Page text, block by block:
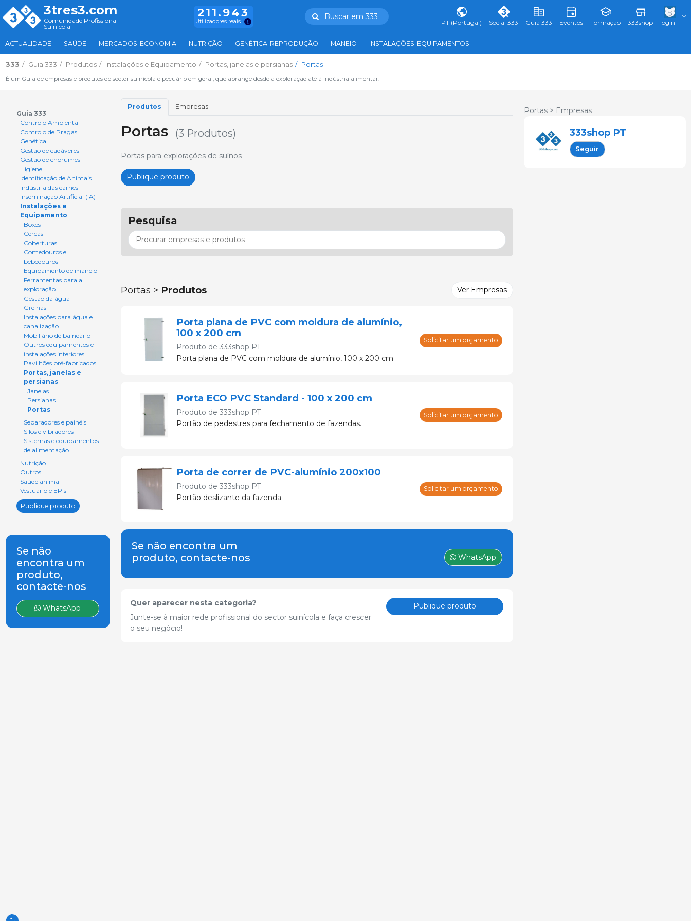
3tres3.com
Comunidade Profissional
Suinícola
211.943
Utilizadores reais
Buscar em 333
PT (Portugal) Social 333 Guia 333 Eventos Formação 333shop login
ACTUALIDADE SAÚDE MERCADOS-ECONOMIA NUTRIÇÃO GENÉTICA-REPRODUÇÃO MANEIO INSTALAÇÕES-EQUIPAMENTOS
333 Guia 333 Produtos Instalações e Equipamento Portas, janelas e persianas Portas
É um Guia de empresas e produtos do sector suinícola e pecuário em geral, que abrange desde a exploração até à indústria alimentar.
Guia 333
Controlo Ambiental
Controlo de Pragas
Genética
Gestão de cadáveres
Gestão de chorumes
Higiene
Identificação de Animais
Indústria das carnes
Inseminação Artificial (IA)
Instalações e
Equipamento
Boxes
Cercas
Coberturas
Comedouros e
bebedouros
Equipamento de maneio
Ferramentas para a
exploração
Gestão da água
Grelhas
Instalações para água e
canalização
Mobiliário de balneário
Outros equipamentos e
instalações interiores
Pavilhões pré-fabricados
Portas, janelas e
persianas
Janelas
Persianas
Portas
Separadores e painéis
Silos e vibradores
Sistemas e equipamentos
de alimentação
Nutrição
Outros
Saúde animal
Vestuário e EPIs
Publique produto
Se não
encontra um
produto,
contacte-nos
WhatsApp
Produtos Empresas
Portas (3 Produtos)
Portas para explorações de suínos
Publique produto
Pesquisa
Portas > Produtos Ver Empresas
Porta plana de PVC com moldura de alumínio,
100 x 200 cm
Produto de 333shop PT
Porta plana de PVC com moldura de alumínio, 100 x 200 cm
Solicitar um orçamento
Porta ECO PVC Standard - 100 x 200 cm
Produto de 333shop PT
Portão de pedestres para fechamento de fazendas.
Solicitar um orçamento
Porta de correr de PVC-alumínio 200x100
Produto de 333shop PT
Portão deslizante da fazenda
Solicitar um orçamento
Se não encontra um
produto, contacte-nos
WhatsApp
Quer aparecer nesta categoria?
Junte-se à maior rede profissional do sector suinícola e faça crescer
o seu negócio!
Publique produto
Portas > Empresas
333shop PT
Seguir